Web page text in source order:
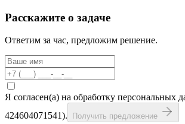
Расскажите о задаче
Ответим за час, предложим решение.
Я согласен(а) на обработку персональных
424604071541).
Получить предложение